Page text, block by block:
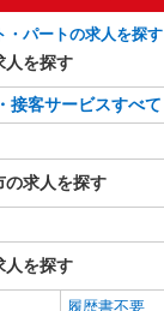
・パートの求人を探す
人を探す
接客サービスすべて
の求人を探す
人を探す
履歴書不要